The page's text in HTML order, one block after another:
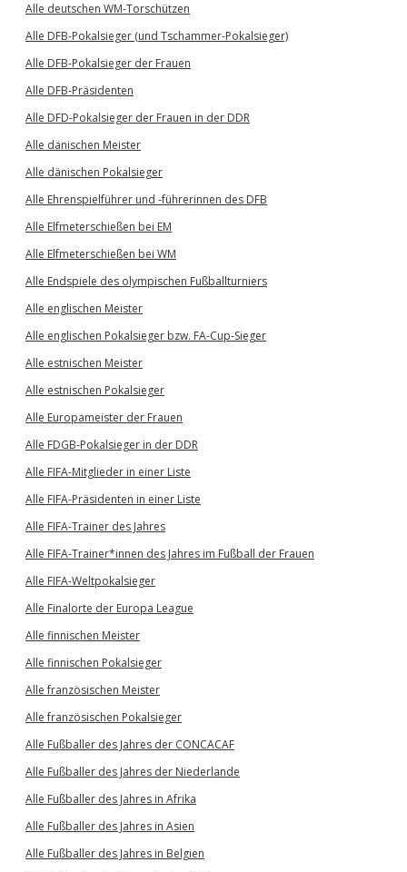
Alle deutschen WM-Torschützen
Alle DFB-Pokalsieger (und Tschammer-Pokalsieger)
Alle DFB-Pokalsieger der Frauen
Alle DFB-Präsidenten
Alle DFD-Pokalsieger der Frauen in der DDR
Alle dänischen Meister
Alle dänischen Pokalsieger
Alle Ehrenspielführer und -führerinnen des DFB
Alle Elfmeterschießen bei EM
Alle Elfmeterschießen bei WM
Alle Endspiele des olympischen Fußballturniers
Alle englischen Meister
Alle englischen Pokalsieger bzw. FA-Cup-Sieger
Alle estnischen Meister
Alle estnischen Pokalsieger
Alle Europameister der Frauen
Alle FDGB-Pokalsieger in der DDR
Alle FIFA-Mitglieder in einer Liste
Alle FIFA-Präsidenten in einer Liste
Alle FIFA-Trainer des Jahres
Alle FIFA-Trainer*innen des Jahres im Fußball der Frauen
Alle FIFA-Weltpokalsieger
Alle Finalorte der Europa League
Alle finnischen Meister
Alle finnischen Pokalsieger
Alle französischen Meister
Alle französischen Pokalsieger
Alle Fußballer des Jahres der CONCACAF
Alle Fußballer des Jahres der Niederlande
Alle Fußballer des Jahres in Afrika
Alle Fußballer des Jahres in Asien
Alle Fußballer des Jahres in Belgien